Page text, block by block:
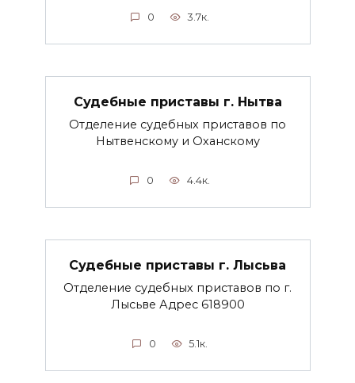
0 3.7к.
Судебные приставы г. Нытва
Отделение судебных приставов по
Нытвенскому и Оханскому
0 4.4к.
Судебные приставы г. Лысьва
Отделение судебных приставов по г.
Лысьве Адрес 618900
0 5.1к.